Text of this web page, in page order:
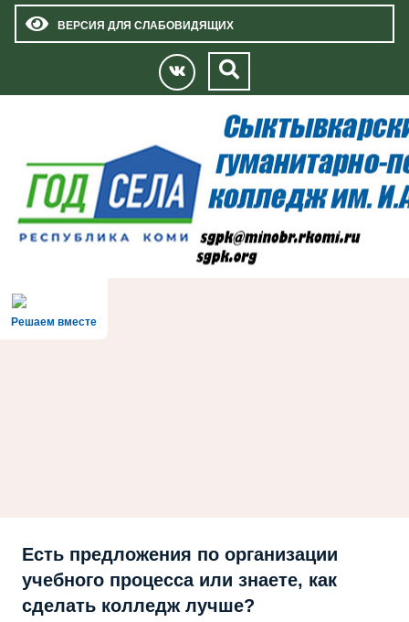
ВЕРСИЯ ДЛЯ СЛАБОВИДЯЩИХ
Решаем вместе
Есть предложения по организации
учебного процесса или знаете, как
сделать колледж лучше?